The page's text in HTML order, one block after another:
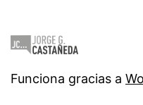
Funciona gracias a